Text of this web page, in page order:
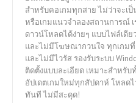
สำหรับคอเกมทุกสาย ไม่ว่าจะเ
หรือเกมแนวจำลองสถานการณ์
ดาวน์โหลดได้ง่ายๆ แบบไฟล์เดี
และไม่มีโฆษณากวนใจ ทุกเกม
และไม่มีไวรัส รองรับระบบ
ติดตั้งแบบละเอียด เหมาะสำหรั
อัปเดตเกมใหม่ทุกสัปดาห์ โหลด
ทันที ไม่มีสะดุด!